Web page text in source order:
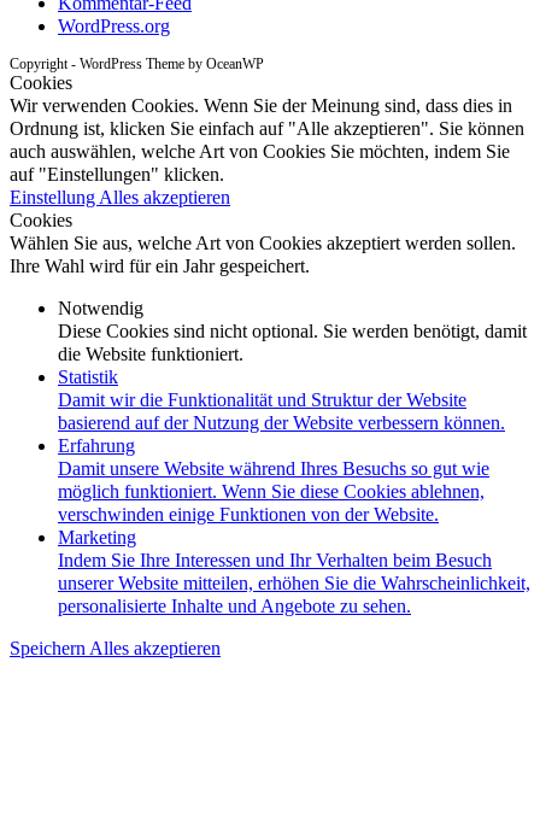
WordPress.org
Copyright - WordPress Theme by OceanWP
Cookies
Wir verwenden Cookies. Wenn Sie der Meinung sind, dass dies in
Ordnung ist, klicken Sie einfach auf "Alle akzeptieren". Sie können
auch auswählen, welche Art von Cookies Sie möchten, indem Sie
auf "Einstellungen" klicken.
Einstellung Alles akzeptieren
Cookies
Wählen Sie aus, welche Art von Cookies akzeptiert werden sollen.
Ihre Wahl wird für ein Jahr gespeichert.
Notwendig
Diese Cookies sind nicht optional. Sie werden benötigt, damit
die Website funktioniert.
Statistik
Damit wir die Funktionalität und Struktur der Website
basierend auf der Nutzung der Website verbessern können.
Erfahrung
Damit unsere Website während Ihres Besuchs so gut wie
möglich funktioniert. Wenn Sie diese Cookies ablehnen,
verschwinden einige Funktionen von der Website.
Marketing
Indem Sie Ihre Interessen und Ihr Verhalten beim Besuch
unserer Website mitteilen, erhöhen Sie die Wahrscheinlichkeit,
personalisierte Inhalte und Angebote zu sehen.
Speichern Alles akzeptieren